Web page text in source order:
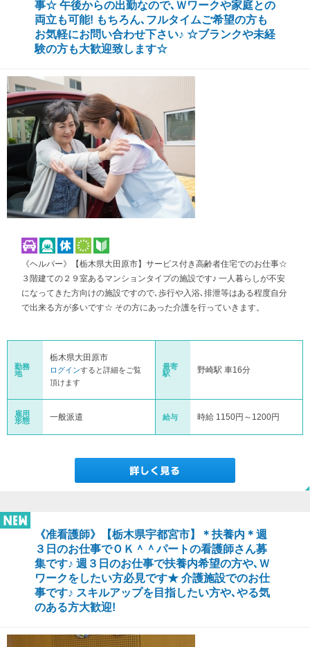
事☆ 午後からの出勤なので､Ｗワークや家庭との
両立も可能! もちろん､フルタイムご希望の方も
お気軽にお問い合わせ下さい♪ ☆ブランクや未経
験の方も大歓迎致します☆
《ヘルパー》【栃木県大田原市】サービス付き高齢者住宅でのお仕事☆
３階建ての２９室あるマンションタイプの施設です♪ 一人暮らしが不安
になってきた方向けの施設ですので､歩行や入浴､排泄等はある程度自分
で出来る方が多いです☆ その方にあった介護を行っていきます。
勤務
地
栃木県大田原市
ログインすると詳細をご覧
頂けます
最寄
駅
野崎駅 車16分
雇用
形態
一般派遣 給与 時給 1150円～1200円
《准看護師》【栃木県宇都宮市】＊扶養内＊週
３日のお仕事でＯＫ＾＾パートの看護師さん募
集です♪ 週３日のお仕事で扶養内希望の方や､Ｗ
ワークをしたい方必見です★ 介護施設でのお仕
事です♪ スキルアップを目指したい方や､やる気
のある方大歓迎!